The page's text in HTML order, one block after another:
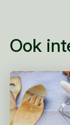
E-
Ook